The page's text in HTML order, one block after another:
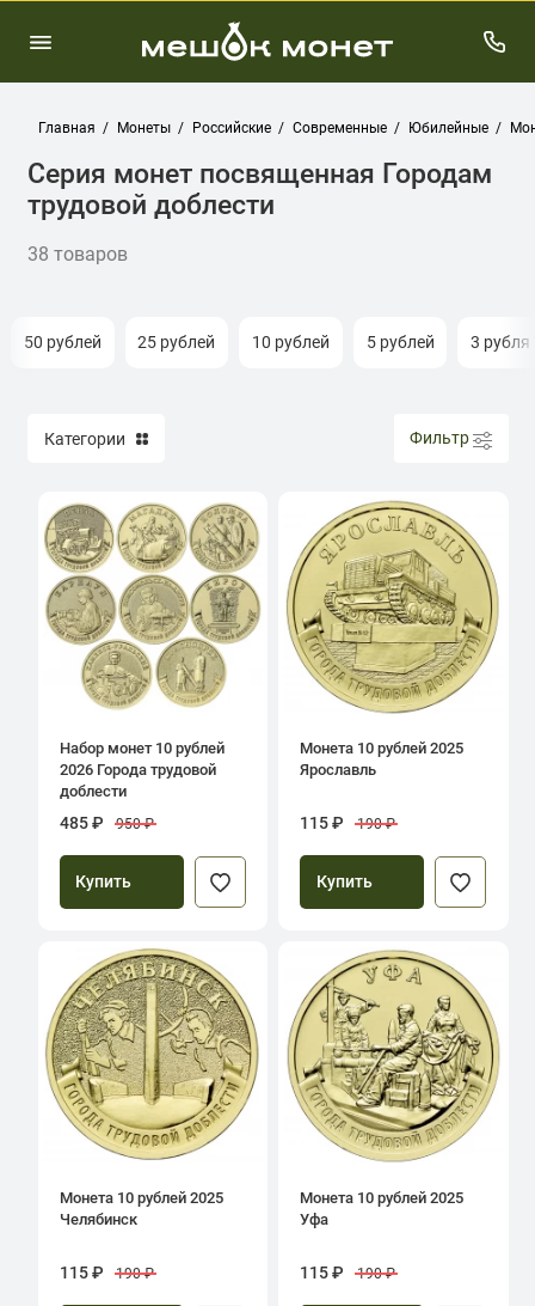
Главная Монеты Российские Современные Юбилейные
Серия монет посвященная Городам
трудовой доблести
38 товаров
50 рублей 25 рублей 10 рублей 5 рублей 3 рубля
Категории Фильтр
Набор монет 10 рублей
2026 Города трудовой
доблести
485 ₽ 950 ₽
Купить
Монета 10 рублей 2025
Ярославль
115 ₽ 190 ₽
Купить
Монета 10 рублей 2025
Челябинск
115 ₽ 190 ₽
Монета 10 рублей 2025
Уфа
115 ₽ 190 ₽